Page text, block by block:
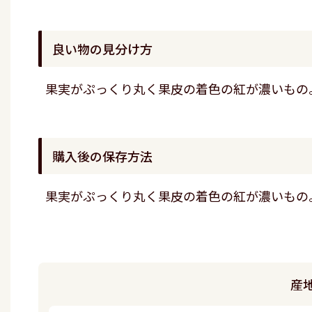
良い物の見分け方
果実がぷっくり丸く果皮の着色の紅が濃いもの
購入後の保存方法
果実がぷっくり丸く果皮の着色の紅が濃いもの
産